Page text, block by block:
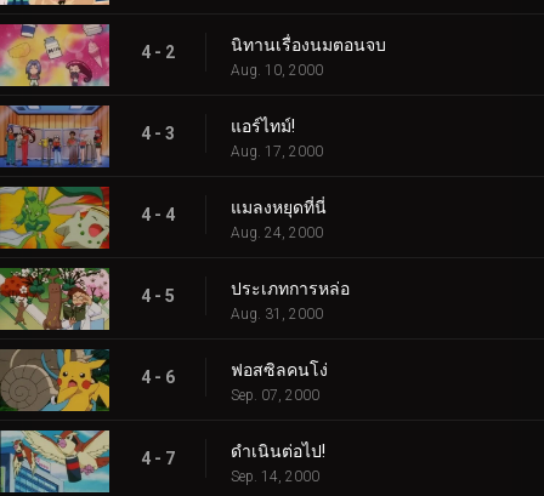
4 - 2 นิทานเรื่องนมตอนจบ
Aug. 10, 2000
4 - 3 แอร์ไทม์!
Aug. 17, 2000
4 - 4 แมลงหยุดที่นี่
Aug. 24, 2000
4 - 5 ประเภทการหล่อ
Aug. 31, 2000
4 - 6 ฟอสซิลคนโง่
Sep. 07, 2000
4 - 7 ดำเนินต่อไป!
Sep. 14, 2000